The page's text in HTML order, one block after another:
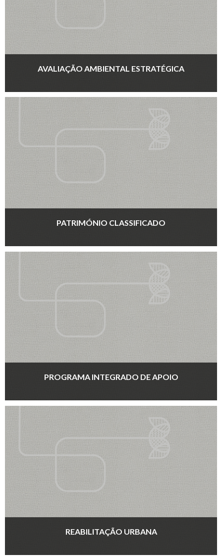
AVALIAÇÃO AMBIENTAL ESTRATÉGICA
PATRIMÓNIO CLASSIFICADO
PROGRAMA INTEGRADO DE APOIO
REABILITAÇÃO URBANA